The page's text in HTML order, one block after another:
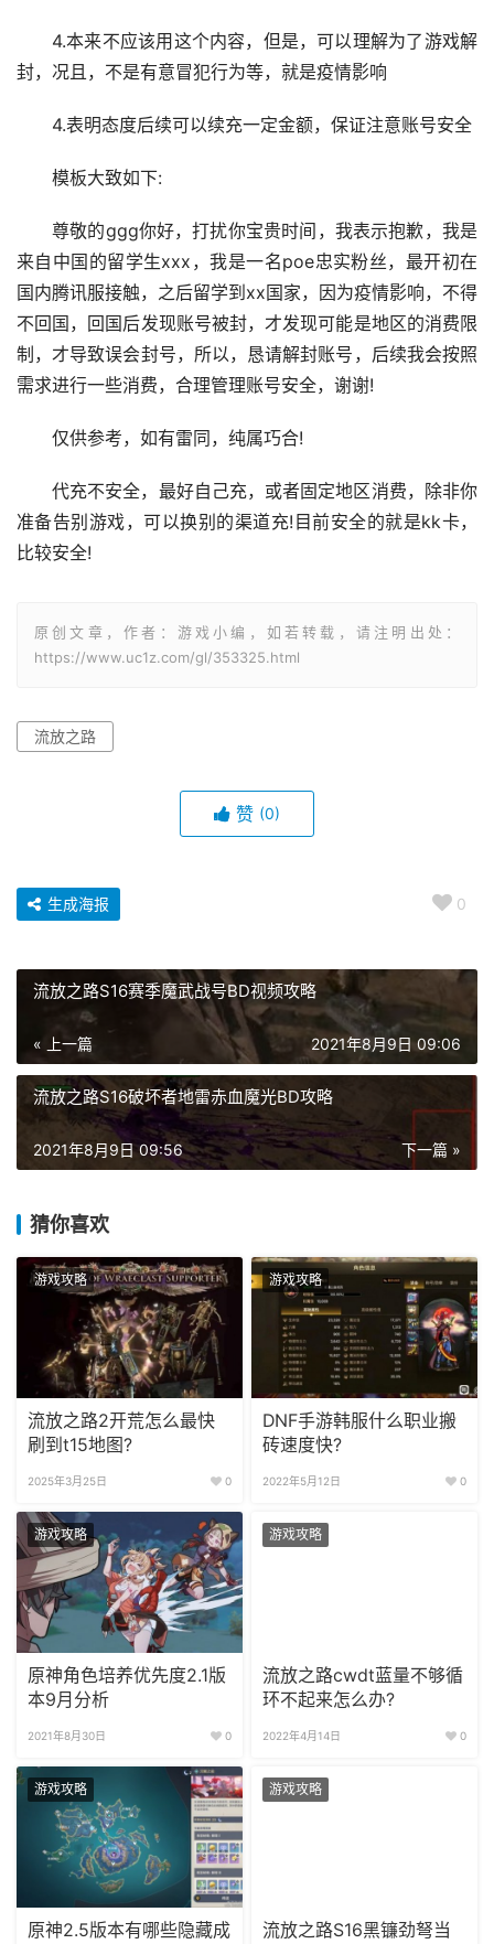
4.本来不应该用这个内容，但是，可以理解为了游戏解
封，况且，不是有意冒犯行为等，就是疫情影响
4.表明态度后续可以续充一定金额，保证注意账号安全
模板大致如下:
尊敬的ggg你好，打扰你宝贵时间，我表示抱歉，我是
来自中国的留学生xxx，我是一名poe忠实粉丝，最开初在
国内腾讯服接触，之后留学到xx国家，因为疫情影响，不得
不回国，回国后发现账号被封，才发现可能是地区的消费限
制，才导致误会封号，所以，恳请解封账号，后续我会按照
需求进行一些消费，合理管理账号安全，谢谢!
仅供参考，如有雷同，纯属巧合!
代充不安全，最好自己充，或者固定地区消费，除非你
准备告别游戏，可以换别的渠道充!目前安全的就是kk卡，
比较安全!
原创文章，作者：游戏小编，如若转载，请注明出处：
https://www.uc1z.com/gl/353325.html
流放之路
赞 (0)
0
生成海报
流放之路S16赛季魔武战号BD视频攻略
« 上一篇 2021年8月9日 09:06
流放之路S16破坏者地雷赤血魔光BD攻略
下一篇 »
2021年8月9日 09:56
猜你喜欢
游戏攻略
流放之路2开荒怎么最快
刷到t15地图?
2025年3月25日 0
游戏攻略
DNF手游韩服什么职业搬
砖速度快?
2022年5月12日 0
游戏攻略
原神角色培养优先度2.1版
本9月分析
2021年8月30日 0
游戏攻略
流放之路cwdt蓝量不够循
环不起来怎么办?
2022年4月14日 0
游戏攻略
原神2.5版本有哪些隐藏成
游戏攻略
流放之路S16黑镰劲弩当